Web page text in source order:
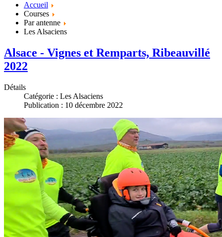
Accueil
Courses
Par antenne
Les Alsaciens
Alsace - Vignes et Remparts, Ribeauvillé
2022
Détails
Catégorie : Les Alsaciens
Publication : 10 décembre 2022